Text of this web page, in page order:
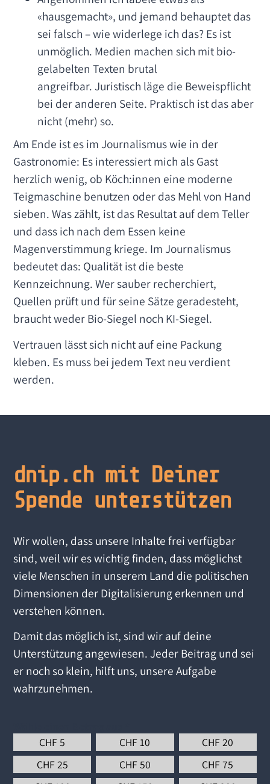
«hausgemacht», und jemand behauptet das
sei falsch – wie widerlege ich das? Es ist
unmöglich. Medien machen sich mit bio-
gelabelten Texten brutal
angreifbar. Juristisch läge die Beweispflicht
bei der anderen Seite. Praktisch ist das aber
nicht (mehr) so.
Am Ende ist es im Journalismus wie in der
Gastronomie: Es interessiert mich als Gast
herzlich wenig, ob Köch:innen eine moderne
Teigmaschine benutzen oder das Mehl von Hand
sieben. Was zählt, ist das Resultat auf dem Teller
und dass ich nach dem Essen keine
Magenverstimmung kriege. Im Journalismus
bedeutet das: Qualität ist die beste
Kennzeichnung. Wer sauber recherchiert,
Quellen prüft und für seine Sätze geradesteht,
braucht weder Bio-Siegel noch KI-Siegel.
Vertrauen lässt sich nicht auf eine Packung
kleben. Es muss bei jedem Text neu verdient
werden.
dnip.ch mit Deiner
Spende unterstützen
Wir wollen, dass unsere Inhalte frei verfügbar
sind, weil wir es wichtig finden, dass möglichst
viele Menschen in unserem Land die politischen
Dimensionen der Digitalisierung erkennen und
verstehen können.
Damit das möglich ist, sind wir auf deine
Unterstützung angewiesen. Jeder Beitrag und sei
er noch so klein, hilft uns, unsere Aufgabe
wahrzunehmen.
CHF 5 CHF 10 CHF 20
CHF 25 CHF 50 CHF 75